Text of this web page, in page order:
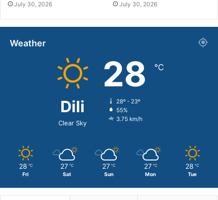
July 30, 2026 July 30, 2026
Weather
Dili
Clear Sky
28 ℃
28º - 23º
55%
3.75 km/h
28 ℃
Fri
27 ℃
Sat
27 ℃
Sun
27 ℃
Mon
28 ℃
Tue